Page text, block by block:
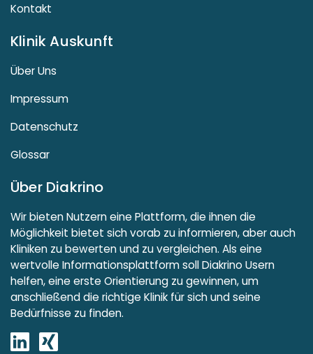
Kontakt
Klinik Auskunft
Über Uns
Impressum
Datenschutz
Glossar
Über Diakrino
Wir bieten Nutzern eine Plattform, die ihnen die
Möglichkeit bietet sich vorab zu informieren, aber auch
Kliniken zu bewerten und zu vergleichen. Als eine
wertvolle Informationsplattform soll Diakrino Usern
helfen, eine erste Orientierung zu gewinnen, um
anschließend die richtige Klinik für sich und seine
Bedürfnisse zu finden.